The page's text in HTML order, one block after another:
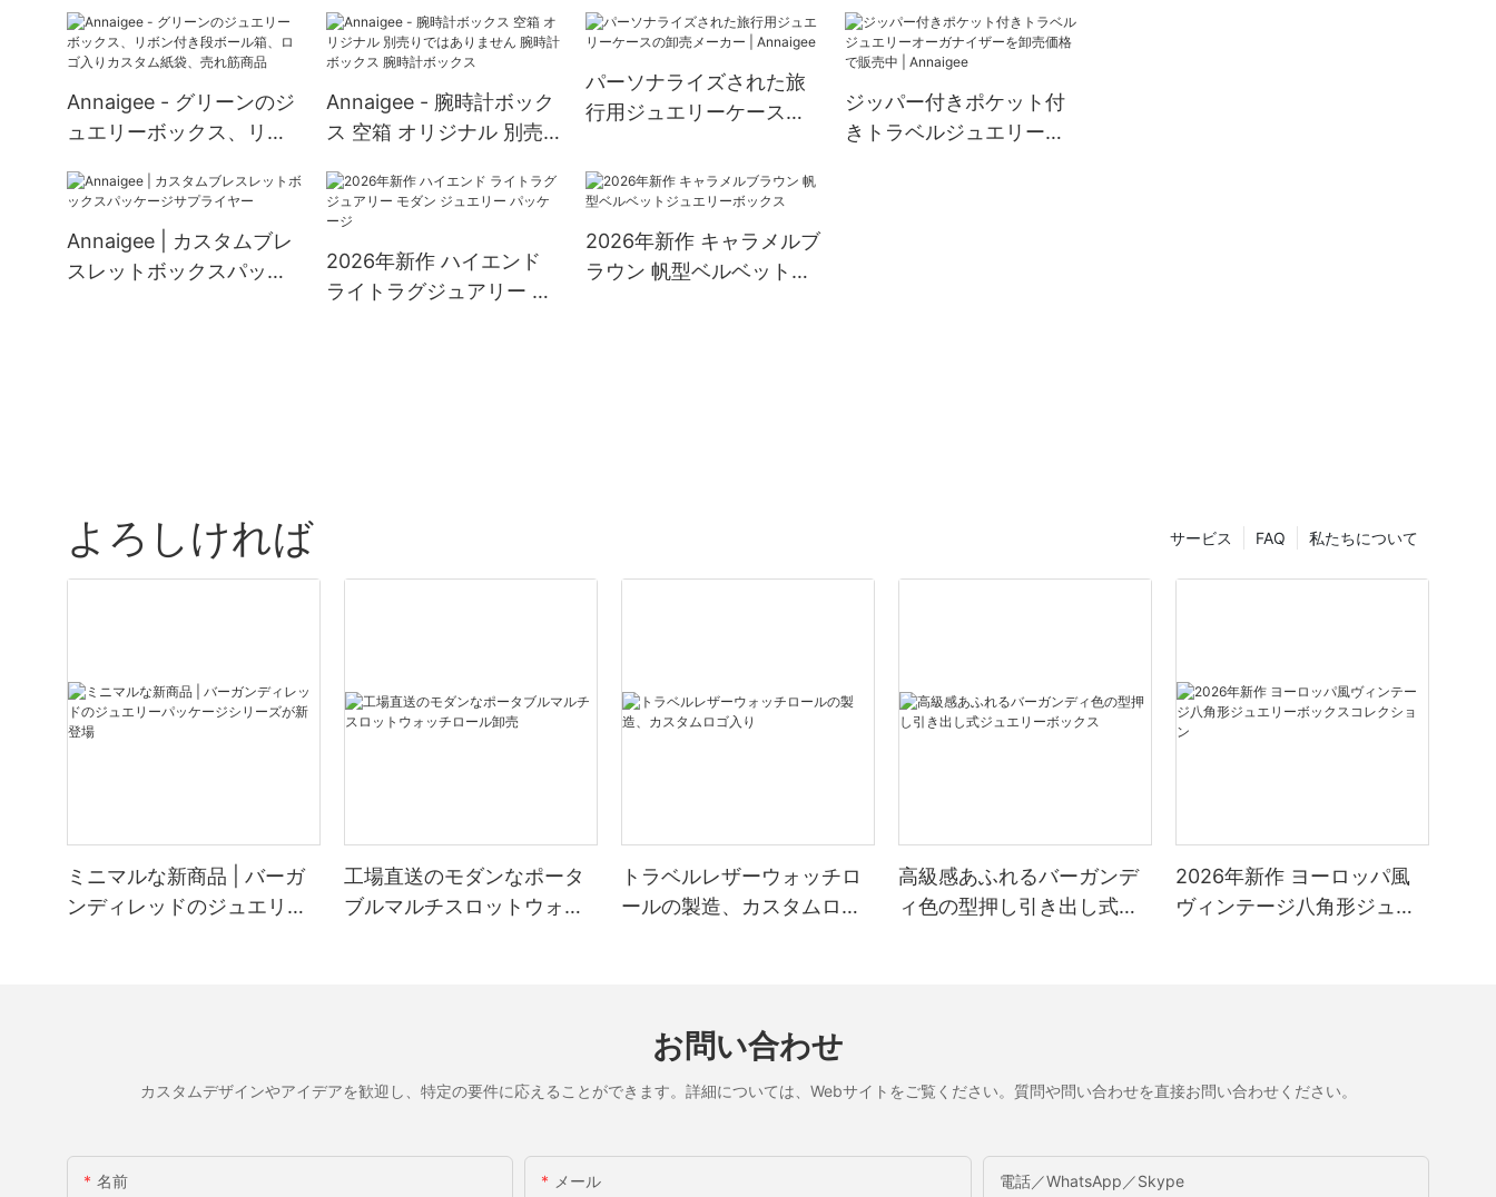
グ、カスタマイズ可能な
包装袋、包装箱
ン、段ボール箱、包装用
カスタムボックス
セット紙箱ジュエリーボ
ックス
ギフト包装用のカスタム
ティッシュペーパー包装
Annaigee - グリーンのジ
ュエリーボックス、リボ
入りカスタム紙袋、売れ
Annaigee - 腕時計ボック
ス 空箱 オリジナル 別売
ボックス 腕時計ボックス
パーソナライズされた旅
行用ジュエリーケースの
ジッパー付きポケット付
きトラベルジュエリーオ
Annaigee | カスタムブレ
スレットボックスパッケ
2026年新作 ハイエンド
ライトラグジュアリー モ
2026年新作 キャラメルブ
ラウン 帆型ベルベットジ
よろしければ 私たちについて
FAQ
サービス
ミニマルな新商品 | バーガ
ンディレッドのジュエリー
工場直送のモダンなポータ
ブルマルチスロットウォッ
トラベルレザーウォッチロ
ールの製造、カスタムロゴ
高級感あふれるバーガンデ
ィ色の型押し引き出し式ジ
2026年新作 ヨーロッパ風
ヴィンテージ八角形ジュエ
お問い合わせ
カスタムデザインやアイデアを歓迎し、特定の要件に応えることができます。詳細については、Webサイトをご覧ください。質問や問い合わせを直接お問い合わせください。
名前 メール 電話／WhatsApp／Skype